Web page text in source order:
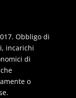
Obbligo di
incarichi
di
o